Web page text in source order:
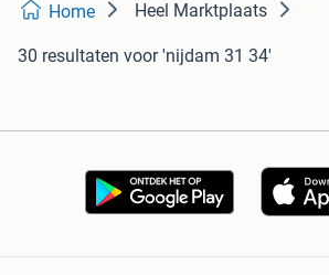
Home Heel Marktplaats
30 resultaten voor 'nijdam 31 34'